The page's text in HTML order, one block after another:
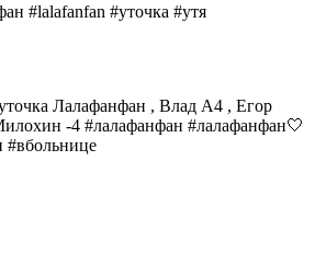
#lalafanfan #уточка #утя
Лалафанфан , Влад А4 , Егор
-4 #лалафанфан #лалафанфан🤍
#вбольнице